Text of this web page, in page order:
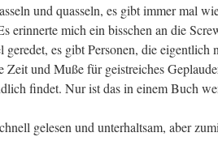
und quasseln, es gibt immer mal
erinnerte mich ein bisschen an die
es gibt Personen, die eigentlich
Zeit und Muße für geistreiches
findet. Nur ist das in einem Buch
gelesen und unterhaltsam, aber